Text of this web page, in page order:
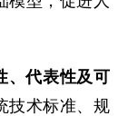
、代表性及可
技术标准、规